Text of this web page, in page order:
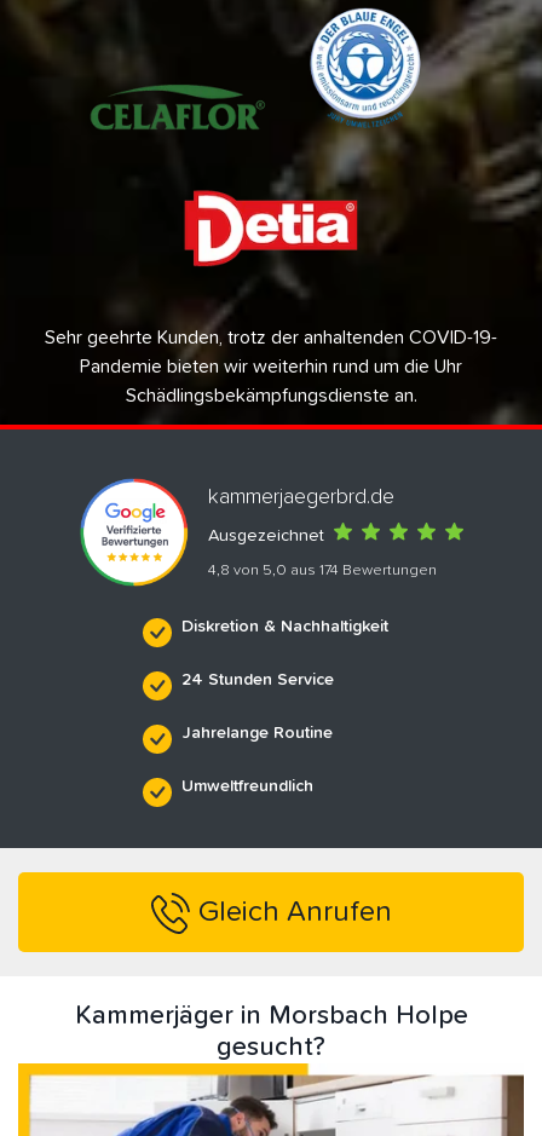
Sehr geehrte Kunden, trotz der anhaltenden COVID-19-
Pandemie bieten wir weiterhin rund um die Uhr
Schädlingsbekämpfungsdienste an.
kammerjaegerbrd.de
Ausgezeichnet
4,8 von 5,0 aus 174 Bewertungen
Diskretion & Nachhaltigkeit
24 Stunden Service
Jahrelange Routine
Umweltfreundlich
Gleich Anrufen
Kammerjäger in Morsbach Holpe
gesucht?